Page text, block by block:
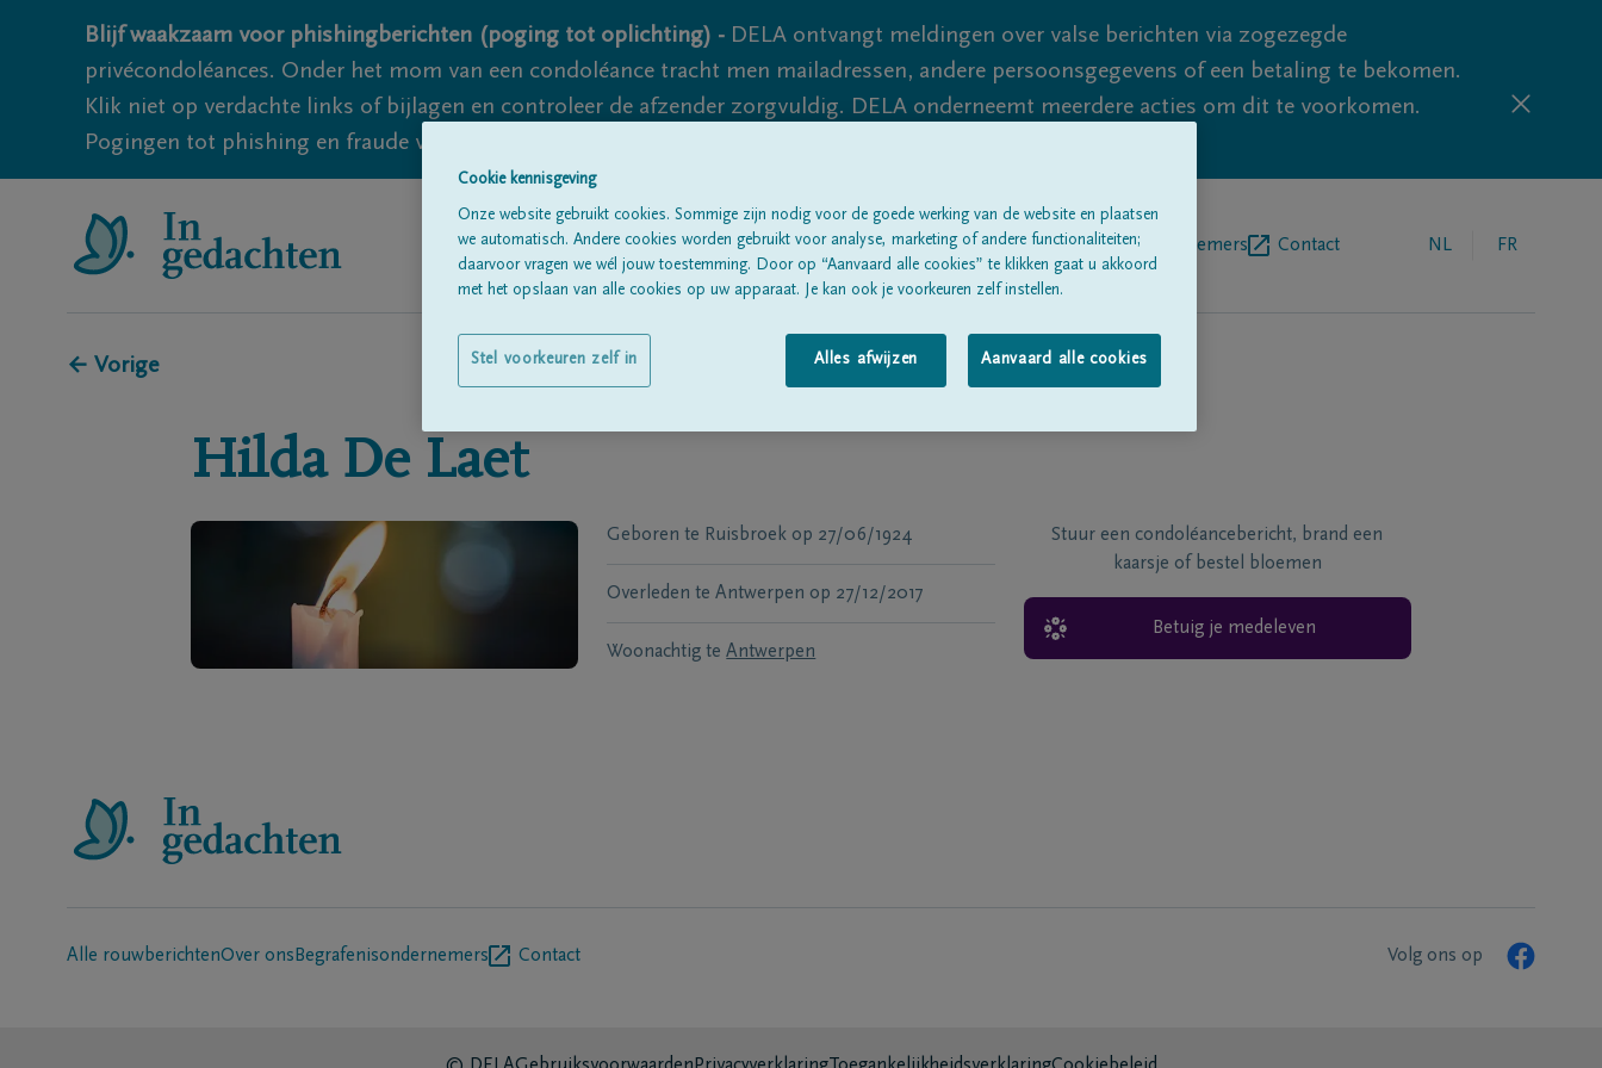
Blijf waakzaam voor phishingberichten (poging tot oplichting) - DELA ontvangt meldingen over valse berichten via zogezegde
privécondoléances. Onder het mom van een condoléance tracht men mailadressen, andere persoonsgegevens of een betaling te bekomen.
Klik niet op verdachte links of bijlagen en controleer de afzender zorgvuldig. DELA onderneemt meerdere acties om dit te voorkomen.
Pogingen tot phishing en fraude vallen echter nooit volledig uit te sluiten, dus blijf waakzaam.
Alle rouwberichten Over onsBegrafenisondernemers Contact NL FR
← Vorige
Hilda De Laet
Geboren te Ruisbroek op 27/06/1924
Overleden te Antwerpen op 27/12/2017
Woonachtig te Antwerpen
Stuur een condoléancebericht, brand een
kaarsje of bestel bloemen
Betuig je medeleven
Alle rouwberichtenOver ons Begrafenisondernemers Contact Volg ons op
Cookie kennisgeving
Onze website gebruikt cookies. Sommige zijn nodig voor de goede werking van de website en plaatsen
we automatisch. Andere cookies worden gebruikt voor analyse, marketing of andere functionaliteiten;
daarvoor vragen we wél jouw toestemming. Door op “Aanvaard alle cookies” te klikken gaat u akkoord
met het opslaan van alle cookies op uw apparaat. Je kan ook je voorkeuren zelf instellen.
Alles afwijzen Aanvaard alle cookies
Stel voorkeuren zelf in